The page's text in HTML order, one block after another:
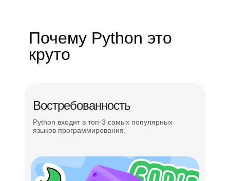
Почему Python это
круто
Востребованность
Python входит в топ-3 самых популярных
языков программирования.
Всестороннее развитие
ребёнка — уделяем
внимание